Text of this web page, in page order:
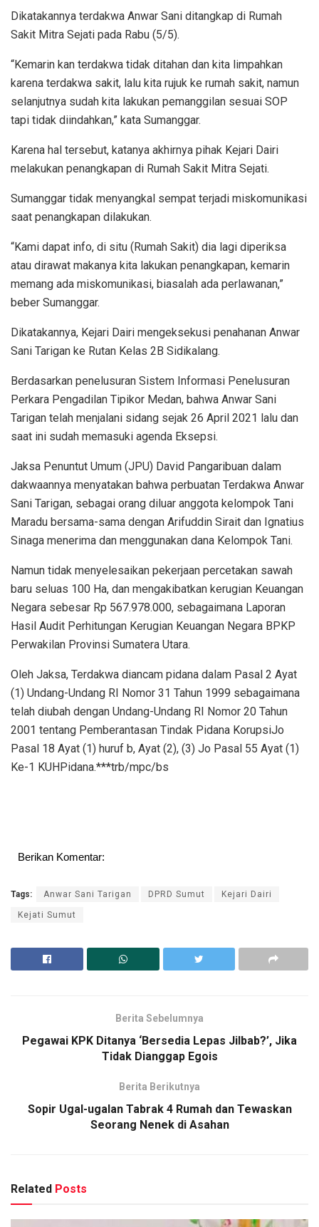
Dikatakannya terdakwa Anwar Sani ditangkap di Rumah
Sakit Mitra Sejati pada Rabu (5/5).
“Kemarin kan terdakwa tidak ditahan dan kita limpahkan
karena terdakwa sakit, lalu kita rujuk ke rumah sakit, namun
selanjutnya sudah kita lakukan pemanggilan sesuai SOP
tapi tidak diindahkan,” kata Sumanggar.
Karena hal tersebut, katanya akhirnya pihak Kejari Dairi
melakukan penangkapan di Rumah Sakit Mitra Sejati.
Sumanggar tidak menyangkal sempat terjadi miskomunikasi
saat penangkapan dilakukan.
“Kami dapat info, di situ (Rumah Sakit) dia lagi diperiksa
atau dirawat makanya kita lakukan penangkapan, kemarin
memang ada miskomunikasi, biasalah ada perlawanan,”
beber Sumanggar.
Dikatakannya, Kejari Dairi mengeksekusi penahanan Anwar
Sani Tarigan ke Rutan Kelas 2B Sidikalang.
Berdasarkan penelusuran Sistem Informasi Penelusuran
Perkara Pengadilan Tipikor Medan, bahwa Anwar Sani
Tarigan telah menjalani sidang sejak 26 April 2021 lalu dan
saat ini sudah memasuki agenda Eksepsi.
Jaksa Penuntut Umum (JPU) David Pangaribuan dalam
dakwaannya menyatakan bahwa perbuatan Terdakwa Anwar
Sani Tarigan, sebagai orang diluar anggota kelompok Tani
Maradu bersama-sama dengan Arifuddin Sirait dan Ignatius
Sinaga menerima dan menggunakan dana Kelompok Tani.
Namun tidak menyelesaikan pekerjaan percetakan sawah
baru seluas 100 Ha, dan mengakibatkan kerugian Keuangan
Negara sebesar Rp 567.978.000, sebagaimana Laporan
Hasil Audit Perhitungan Kerugian Keuangan Negara BPKP
Perwakilan Provinsi Sumatera Utara.
Oleh Jaksa, Terdakwa diancam pidana dalam Pasal 2 Ayat
(1) Undang-Undang RI Nomor 31 Tahun 1999 sebagaimana
telah diubah dengan Undang-Undang RI Nomor 20 Tahun
2001 tentang Pemberantasan Tindak Pidana KorupsiJo
Pasal 18 Ayat (1) huruf b, Ayat (2), (3) Jo Pasal 55 Ayat (1)
Ke-1 KUHPidana­.***trb/mpc/bs
Berikan Komentar:
Tags: Anwar Sani Tarigan DPRD Sumut Kejari Dairi
Kejati Sumut
Berita Sebelumnya
Pegawai KPK Ditanya ‘Bersedia Lepas Jilbab?’, Jika
Tidak Dianggap Egois
Berita Berikutnya
Sopir Ugal-ugalan Tabrak 4 Rumah dan Tewaskan
Seorang Nenek di Asahan
Related Posts